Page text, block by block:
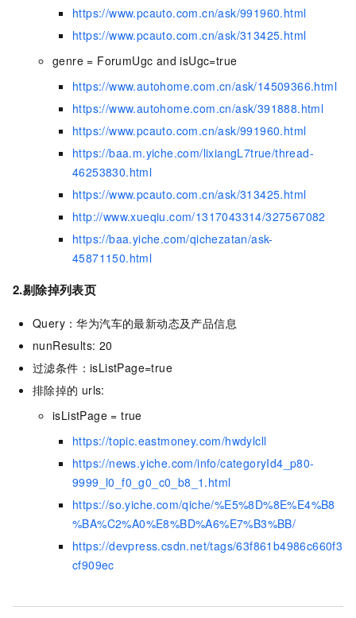
https://www.pcauto.com.cn/ask/991960.html
https://www.pcauto.com.cn/ask/313425.html
genre = ForumUgc and isUgc=true
https://www.autohome.com.cn/ask/14509366.html
https://www.autohome.com.cn/ask/391888.html
https://www.pcauto.com.cn/ask/991960.html
https://baa.m.yiche.com/lixiangL7true/thread-
46253830.html
https://www.pcauto.com.cn/ask/313425.html
http://www.xueqiu.com/1317043314/327567082
https://baa.yiche.com/qichezatan/ask-
45871150.html
2.剔除掉列表页
Query：华为汽车的最新动态及产品信息
nunResults: 20
过滤条件：isListPage=true
排除掉的 urls:
isListPage = true
https://topic.eastmoney.com/hwdylcll
https://news.yiche.com/info/categoryId4_p80-
9999_l0_f0_g0_c0_b8_1.html
https://so.yiche.com/qiche/%E5%8D%8E%E4%B8
%BA%C2%A0%E8%BD%A6%E7%B3%BB/
https://devpress.csdn.net/tags/63f861b4986c660f3
cf909ec